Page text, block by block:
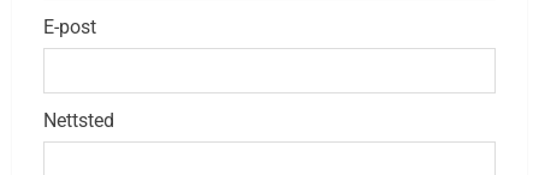
E-post
Nettsted